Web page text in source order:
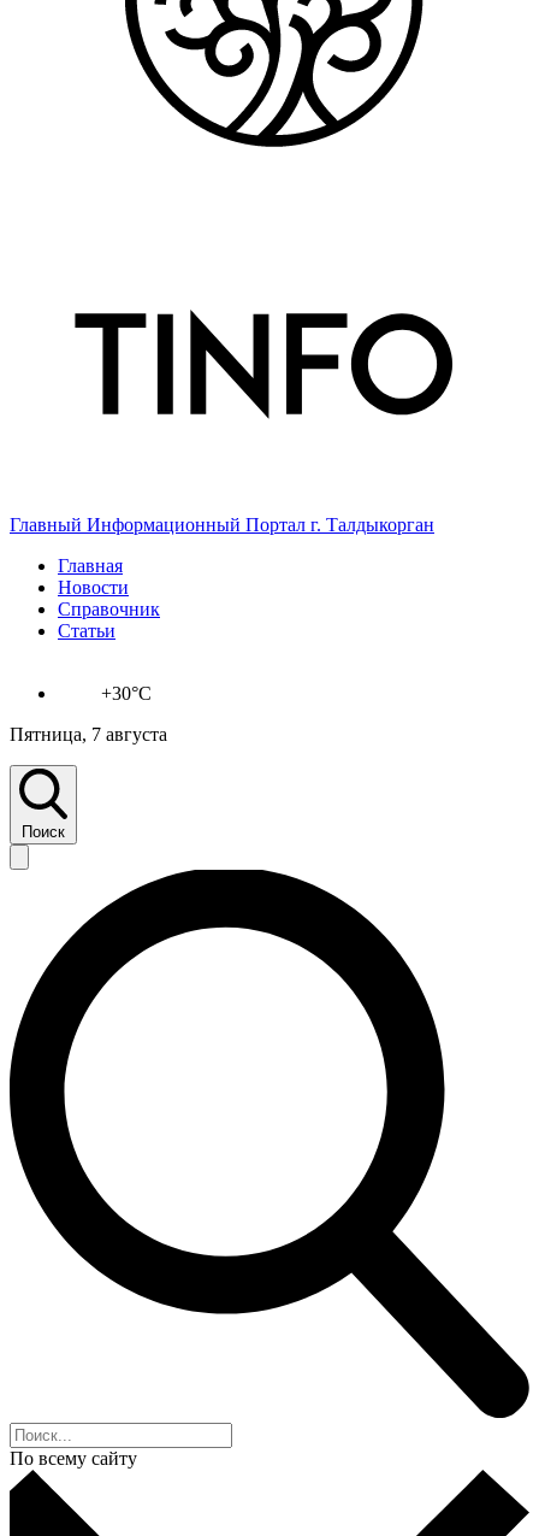
Главный Информационный Портал г. Талдыкорган
Главная
Новости
Справочник
Статьи
+30°C
Пятница, 7 августа
Поиск
По всему сайту